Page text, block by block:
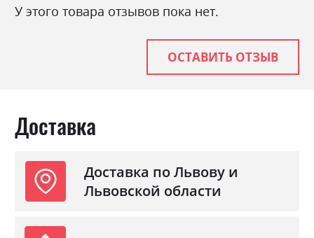
Стиль
мінімалізм, модерн
У этого товара отзывов пока нет.
ОСТАВИТЬ ОТЗЫВ
Доставка
Доставка по Львову и
Львовской области